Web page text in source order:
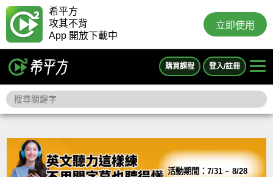
希平方
攻其不背
App 開放下載中
立即使用
購買課程 登入/註冊
活動期間：7/31 ~ 8/28